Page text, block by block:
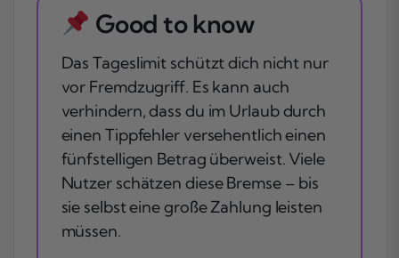
Good to know
Das Tageslimit schützt dich nicht nur
vor Fremdzugriff. Es kann auch
verhindern, dass du im Urlaub durch
einen Tippfehler versehentlich einen
fünfstelligen Betrag überweist. Viele
Nutzer schätzen diese Bremse – bis
sie selbst eine große Zahlung leisten
müssen.